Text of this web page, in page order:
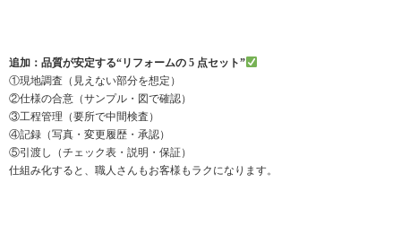
追加：品質が安定する“リフォームの 5 点セット”
①現地調査（見えない部分を想定）
②仕様の合意（サンプル・図で確認）
③工程管理（要所で中間検査）
④記録（写真・変更履歴・承認）
⑤引渡し（チェック表・説明・保証）
仕組み化すると、職人さんもお客様もラクになります。